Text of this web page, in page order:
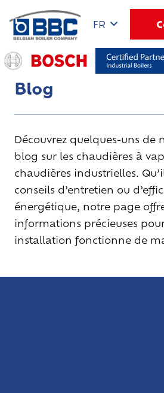
FR
Blog
Découvrez quelques-uns de
blog sur les chaudières à
chaudières industrielles.
conseils d’entretien ou
énergétique, notre page
informations précieuses
installation fonctionne de